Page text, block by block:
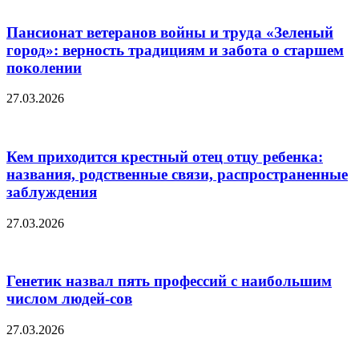
Пансионат ветеранов войны и труда «Зеленый
город»: верность традициям и забота о старшем
поколении
27.03.2026
Кем приходится крестный отец отцу ребенка:
названия, родственные связи, распространенные
заблуждения
27.03.2026
Генетик назвал пять профессий с наибольшим
числом людей-сов
27.03.2026